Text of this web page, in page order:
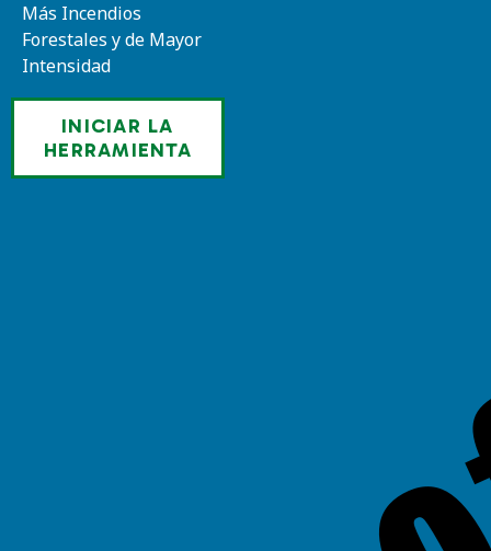
Más Incendios
Forestales y de Mayor
Intensidad
INICIAR LA
HERRAMIENTA